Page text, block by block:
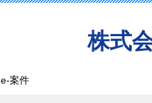
株式
e-案件